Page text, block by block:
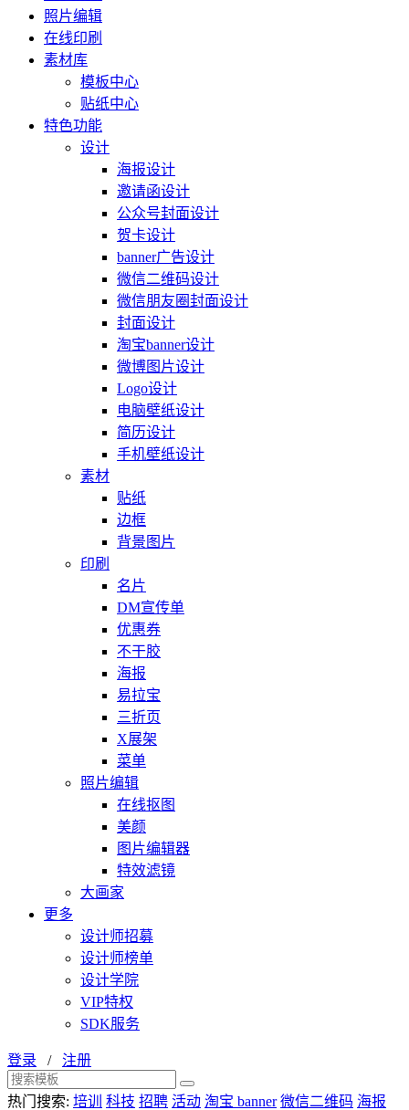
照片编辑
在线印刷
素材库
模板中心
贴纸中心
特色功能
设计
海报设计
邀请函设计
公众号封面设计
贺卡设计
banner广告设计
微信二维码设计
微信朋友圈封面设计
封面设计
淘宝banner设计
微博图片设计
Logo设计
电脑壁纸设计
简历设计
手机壁纸设计
素材
贴纸
边框
背景图片
印刷
名片
DM宣传单
优惠券
不干胶
海报
易拉宝
三折页
X展架
菜单
照片编辑
在线抠图
美颜
图片编辑器
特效滤镜
大画家
更多
设计师招募
设计师榜单
设计学院
VIP特权
SDK服务
登录 / 注册
热门搜索: 培训 科技 招聘 活动 淘宝 banner 微信二维码 海报